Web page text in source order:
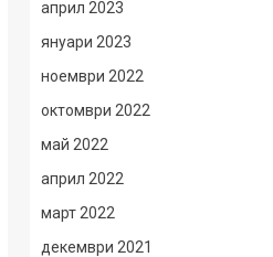
април 2023
януари 2023
ноември 2022
октомври 2022
май 2022
април 2022
март 2022
декември 2021